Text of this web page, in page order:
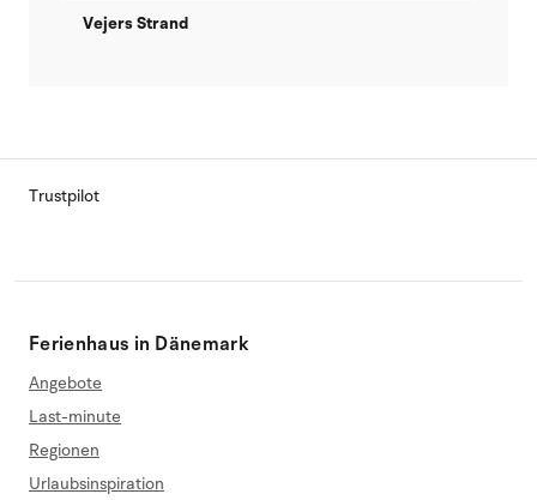
Vejers Strand
Trustpilot
Ferienhaus in Dänemark
Angebote
Last-minute
Regionen
Urlaubsinspiration